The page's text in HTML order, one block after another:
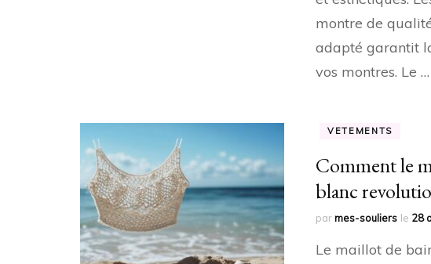
montre de
adapté garantit
vos montres. Le …
VETEMENTS
Comment le
blanc
parmes-souliers le 28
Le maillot de